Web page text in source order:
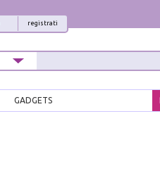
registrati
GADGETS